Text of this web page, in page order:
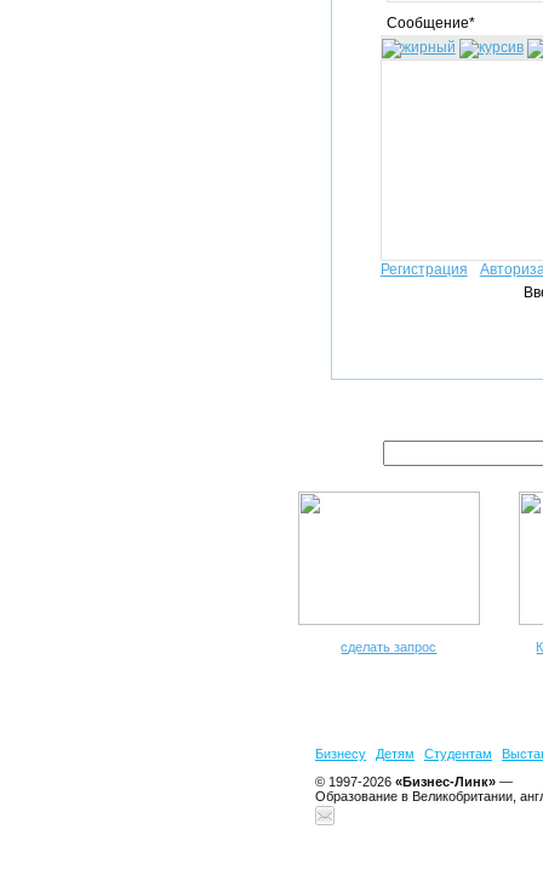
Сообщение*
Регистрация
сделать запрос
Бизнесу Детям Студентам
© 1997-2026 «Бизнес-Линк» —
Образование в Великобритании,